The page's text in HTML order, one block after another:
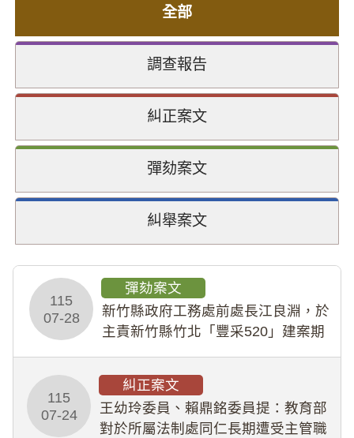
全部
調查報告
糾正案文
彈劾案文
糾舉案文
115
07-28
彈劾案文
新竹縣政府工務處前處長江良淵，於
主責新竹縣竹北「豐采520」建案期
幣1,483萬餘元，並長期收受建商餽
贈；復罔顧公共安全，圖利默許建商
於停工期間
115
07-24
糾正案文
王幼玲委員、賴鼎銘委員提：教育部
對於所屬法制處同仁長期遭受主管職